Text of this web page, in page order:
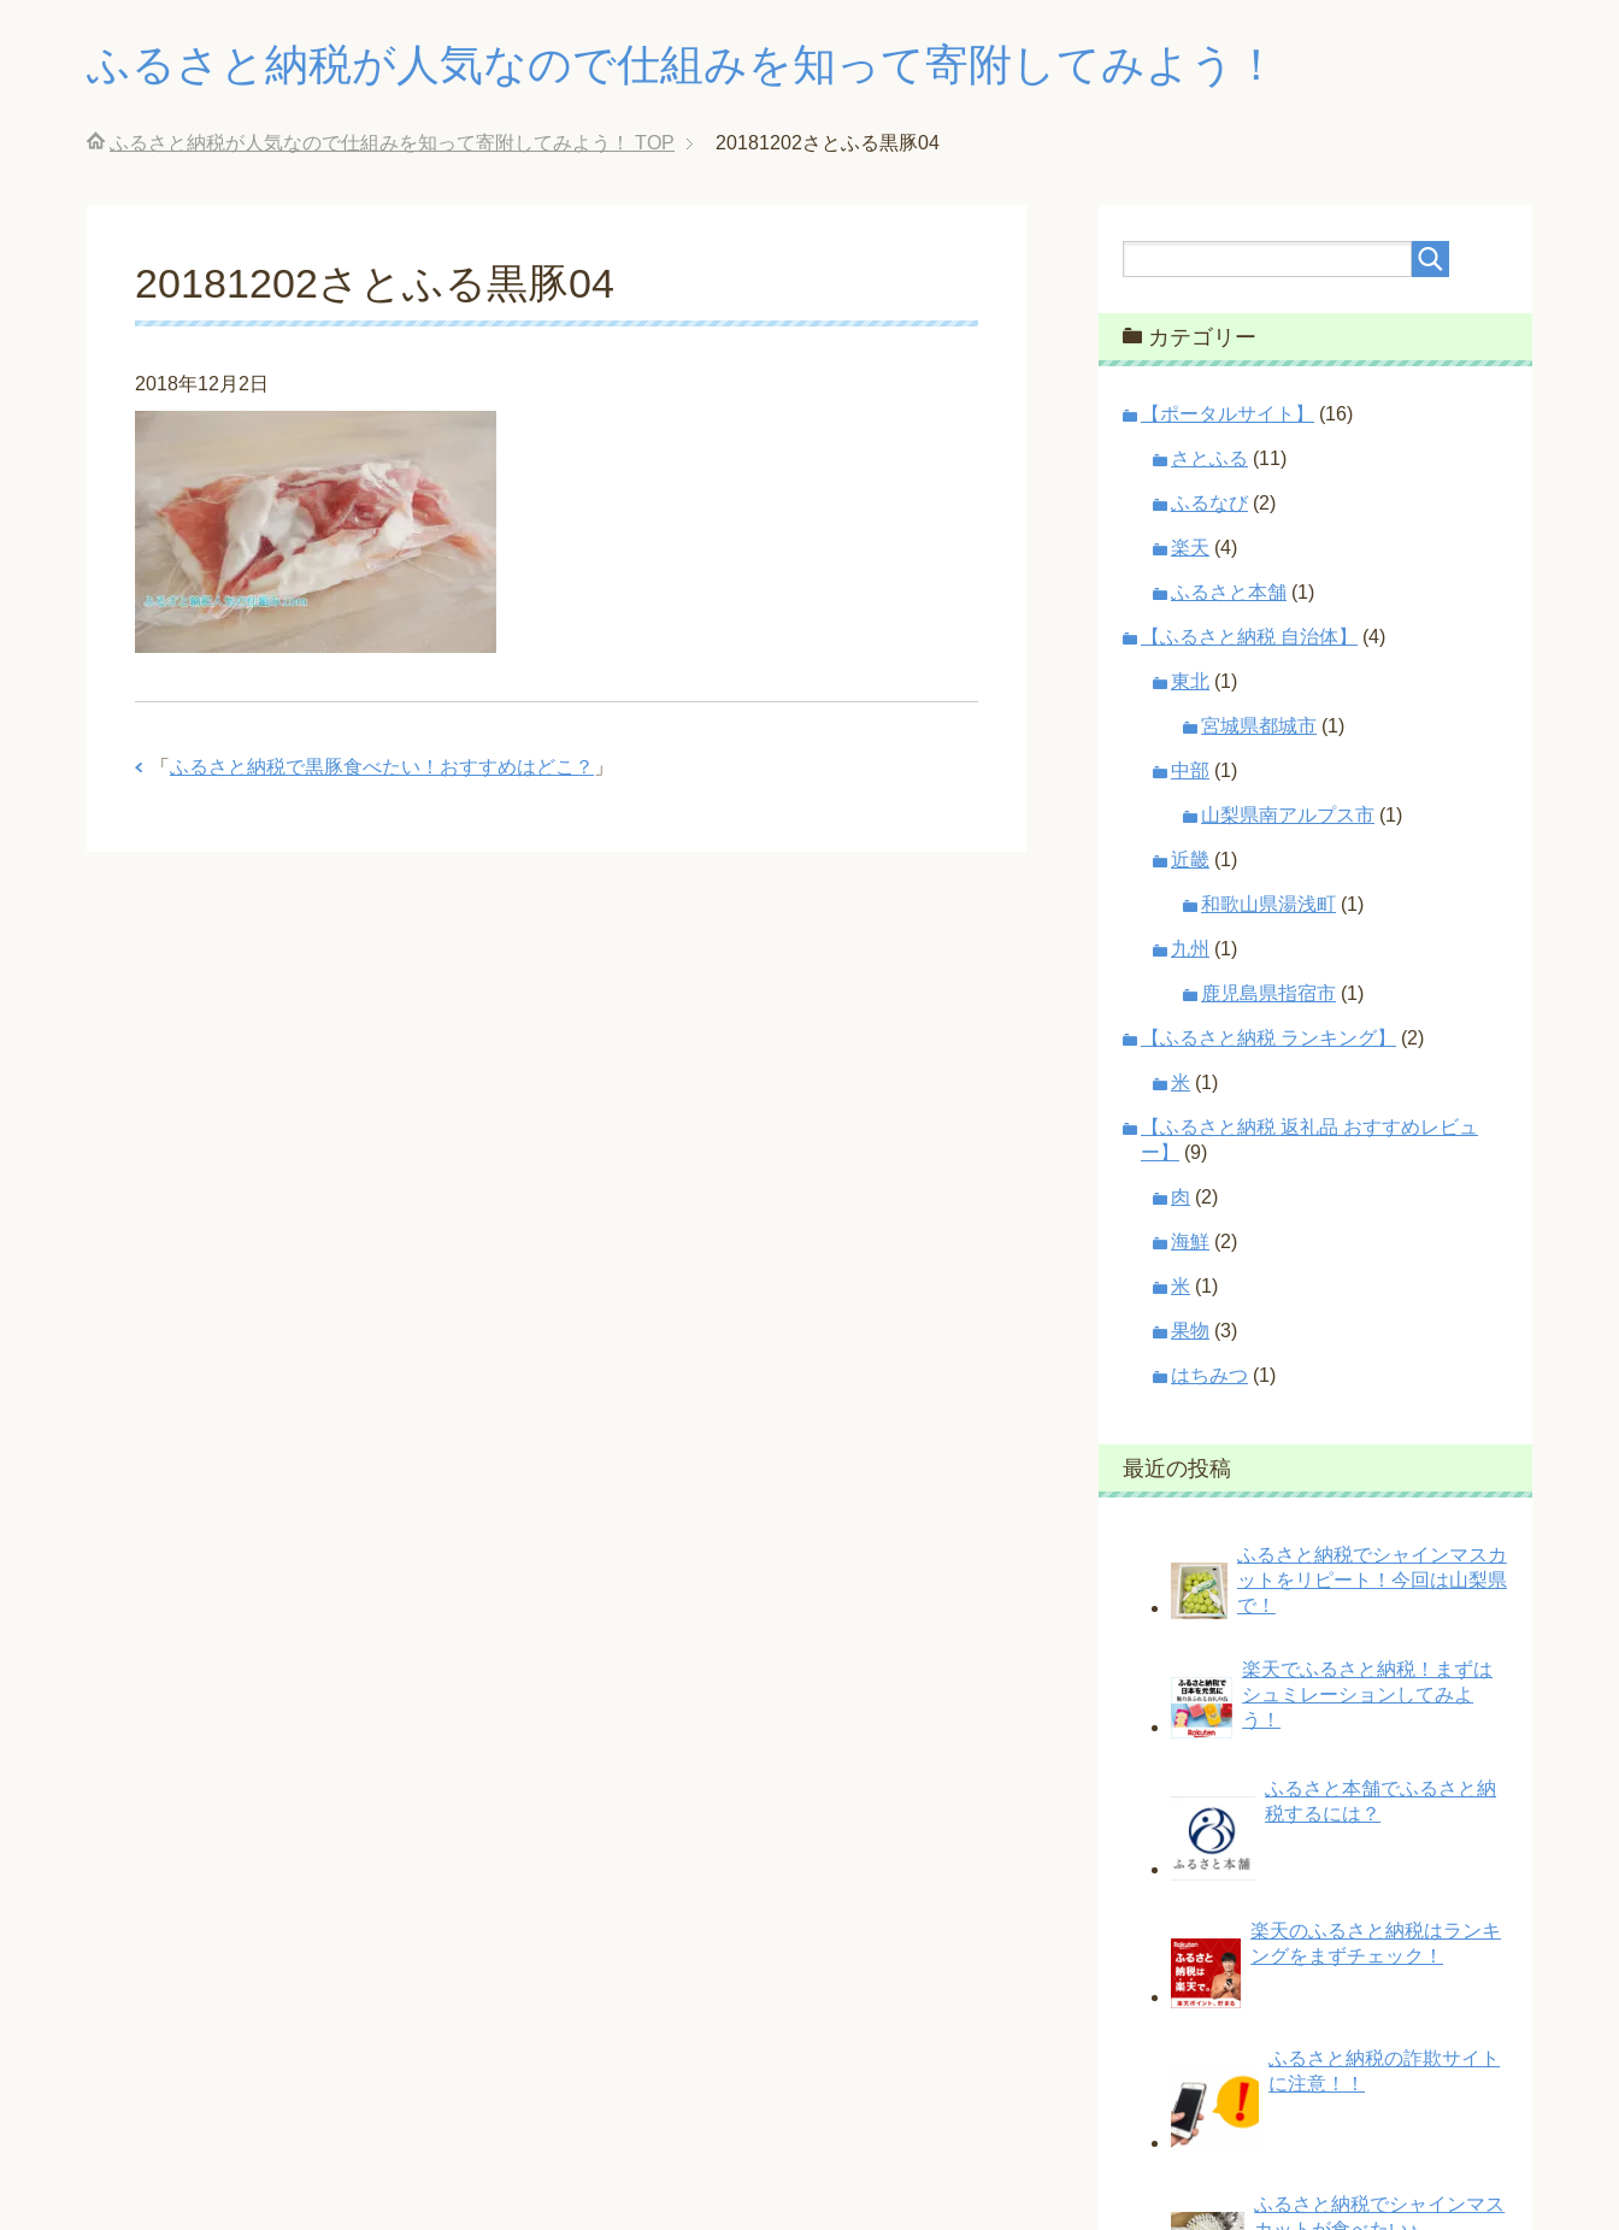
ふるさと納税が人気なので仕組みを知って寄附してみよう！
ふるさと納税が人気なので仕組みを知って寄附してみよう！ TOP 20181202さとふる黒豚04
20181202さとふる黒豚04
2018年12月2日
「 ふるさと納税で黒豚食べたい！おすすめはどこ？ 」
カテゴリー
【ポータルサイト】 (16)
さとふる (11)
ふるなび (2)
楽天 (4)
ふるさと本舗 (1)
【ふるさと納税 自治体】 (4)
東北 (1)
宮城県都城市 (1)
中部 (1)
山梨県南アルプス市 (1)
近畿 (1)
和歌山県湯浅町 (1)
九州 (1)
鹿児島県指宿市 (1)
【ふるさと納税 ランキング】 (2)
米 (1)
【ふるさと納税 返礼品 おすすめレビュ
ー】
(9)
肉 (2)
海鮮 (2)
米 (1)
果物 (3)
はちみつ (1)
最近の投稿
ふるさと納税でシャインマスカ
ットをリピート！今回は山梨県
で！
楽天でふるさと納税！まずは
シュミレーションしてみよ
う！
ふるさと本舗でふるさと納
税するには？
楽天のふるさと納税はランキ
ングをまずチェック！
ふるさと納税の詐欺サイト
に注意！！
ふるさと納税でシャインマス